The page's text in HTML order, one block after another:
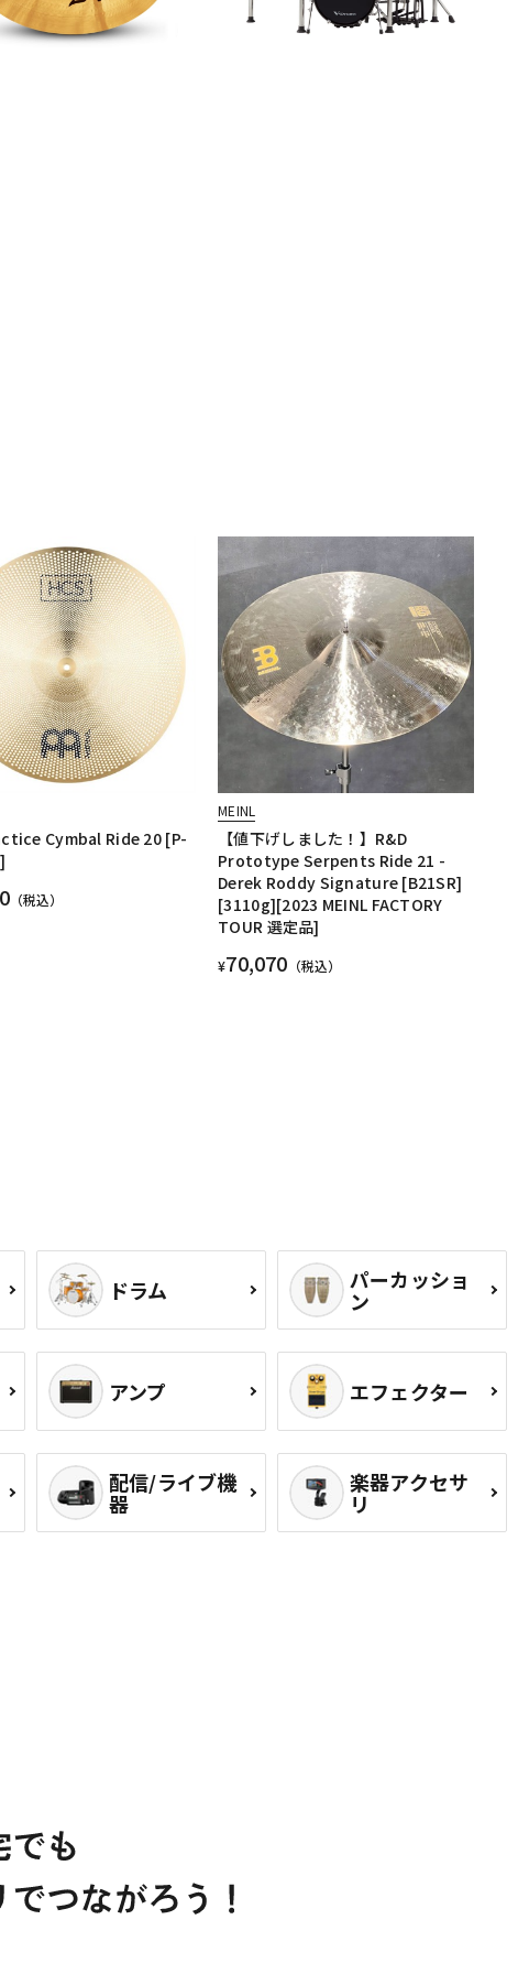
Cymbal Ride 20 [P-
（税込）
MEINL
【値下げしました！】R&D
Prototype Serpents Ride 21 -
Derek Roddy Signature [B21SR]
[3110g][2023 MEINL FACTORY
TOUR 選定品]
¥70,070 （税込）
ドラム パーカッショ
ン
アンプ エフェクター
配信/ライブ機
器
楽器アクセサ
リ